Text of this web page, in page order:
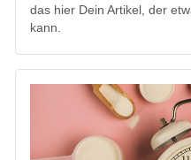
das hier Dein Artikel, der
kann.